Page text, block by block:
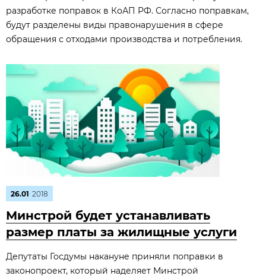
разработке поправок в КоАП РФ. Согласно поправкам,
будут разделены виды правонарушения в сфере
обращения с отходами производства и потребления.
26.01 2018
Минстрой будет устанавливать
размер платы за жилищные услуги
Депутаты Госдумы накануне приняли поправки в
законопроект, который наделяет Минстрой